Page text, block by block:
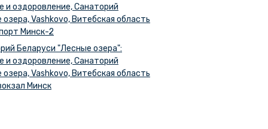
и оздоровление, Санаторий
Vashkovo, Витебская область
Минск-2
Беларуси "Лесные озера":
и оздоровление, Санаторий
Vashkovo, Витебская область
Минск